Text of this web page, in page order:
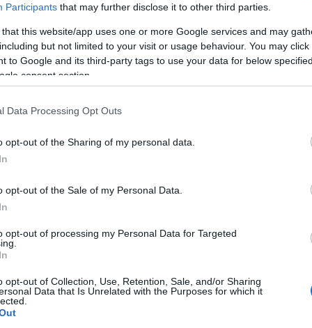
Participants that may further disclose it to other third parties.
that this website/app uses one or more Google services and may
but not limited to your visit or usage behaviour. You may
to Google and its third-party tags to use your data for below
consent section.
Data Processing Opt Outs
opt-out of the Sharing of my personal data.
opt-out of the Sale of my Personal Data.
opt-out of processing my Personal Data for Targeted
opt-out of Collection, Use, Retention, Sale, and/or Sharing
Data that Is Unrelated with the Purposes for which it
képletesen értett zsinagógaépítőjeként
zsinagóga építésének a kezdeményezője
józsefvárosi (Nagyfuvaros utcai), lipótvárosi
(ne feledjük, hogy a 20. század
java részük Pesten, azonban
házi és Kazinczy utcai orthodoxokat is
szerint sem volt képes a zsidók felét
közrejátszhatott az is, hogy vidéki,
század elején azonban csak az egyik
nagyünnepekkor sem méltó módon
élettől. Az igazán nagy problémát a
való nevelés hiánya jelentette. Ezért
ünnepségeket, vagyis célul tűzte ki, hogy
Ehhez díjtalan tanfolyamokat indított,
készítették fel az ifjúkat. Megkeresték a
fiút, és így 1920 őszén már 30 ilyen